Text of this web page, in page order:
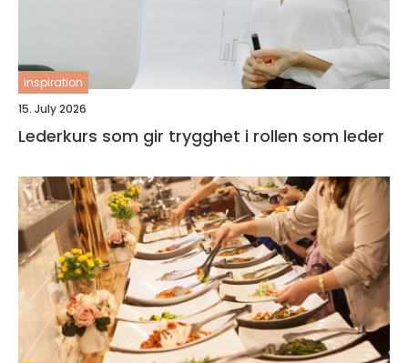
inspiration
15. July 2026
Lederkurs som gir trygghet i rollen som leder